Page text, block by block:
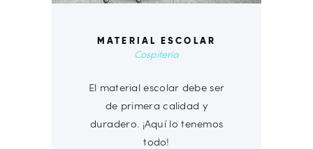
MATERIAL ESCOLAR
Cospiteria
El material escolar debe ser
de primera calidad y
duradero. ¡Aquí lo tenemos
todo!